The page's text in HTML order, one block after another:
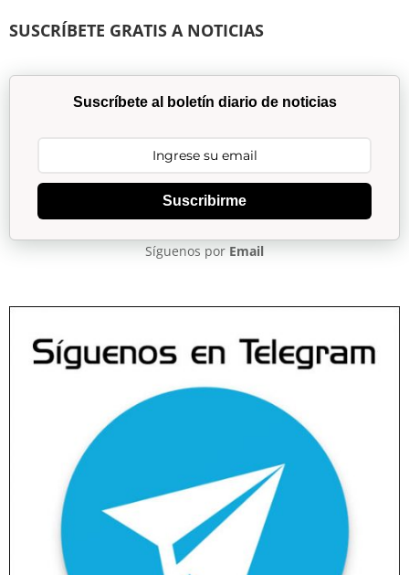
SUSCRÍBETE GRATIS A NOTICIAS
Suscríbete al boletín diario de noticias
Suscribirme
Síguenos por Email